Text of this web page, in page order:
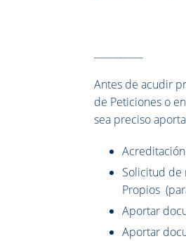
Antes de acudir
de Peticiones o
sea preciso
Solicitud de
Propios
Aportar
Aportar